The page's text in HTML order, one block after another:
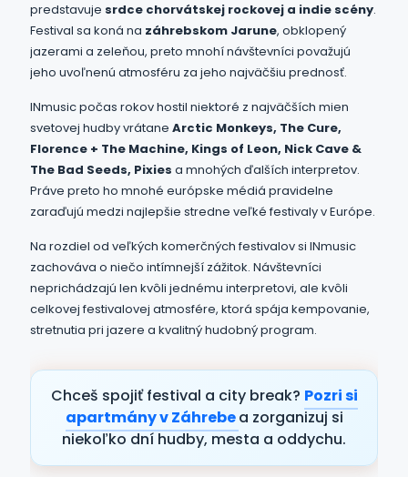
predstavuje srdce chorvátskej rockovej a indie scény.
Festival sa koná na záhrebskom Jarune, obklopený
jazerami a zeleňou, preto mnohí návštevníci považujú
jeho uvoľnenú atmosféru za jeho najväčšiu prednosť.
INmusic počas rokov hostil niektoré z najväčších mien
svetovej hudby vrátane Arctic Monkeys, The Cure,
Florence + The Machine, Kings of Leon, Nick Cave &
The Bad Seeds, Pixies a mnohých ďalších interpretov.
Práve preto ho mnohé európske médiá pravidelne
zaraďujú medzi najlepšie stredne veľké festivaly v Európe.
Na rozdiel od veľkých komerčných festivalov si INmusic
zachováva o niečo intímnejší zážitok. Návštevníci
neprichádzajú len kvôli jednému interpretovi, ale kvôli
celkovej festivalovej atmosfére, ktorá spája kempovanie,
stretnutia pri jazere a kvalitný hudobný program.
Chceš spojiť festival a city break? Pozri si
apartmány v Záhrebea zorganizuj si
niekoľko dní hudby, mesta a oddychu.